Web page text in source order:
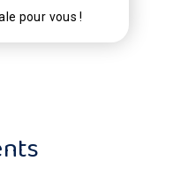
pour vous !